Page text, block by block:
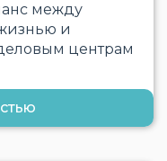
между
и
центрам